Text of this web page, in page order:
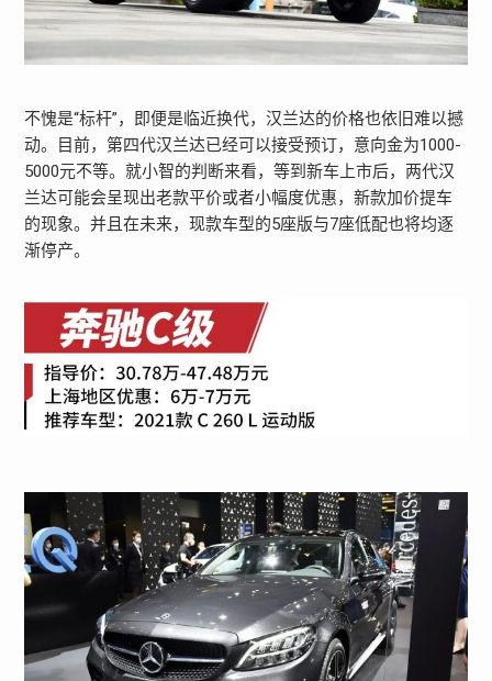
不愧是“标杆”，即便是临近换代，汉兰达的价格也依旧难以撼
动。目前，第四代汉兰达已经可以接受预订，意向金为1000-
5000元不等。就小智的判断来看，等到新车上市后，两代汉
兰达可能会呈现出老款平价或者小幅度优惠，新款加价提车
的现象。并且在未来，现款车型的5座版与7座低配也将均逐
渐停产。